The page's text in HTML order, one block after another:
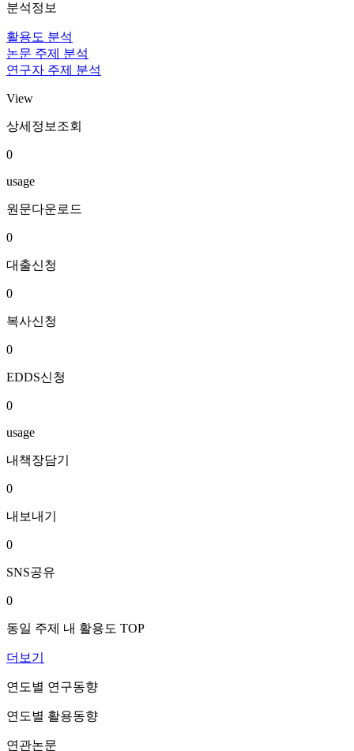
분석정보
활용도 분석
논문 주제 분석
연구자 주제 분석
View
상세정보조회
0
usage
원문다운로드
0
대출신청
0
복사신청
0
EDDS신청
0
usage
내책장담기
0
내보내기
0
SNS공유
0
동일 주제 내 활용도 TOP
더보기
연도별 연구동향
연도별 활용동향
연관논문